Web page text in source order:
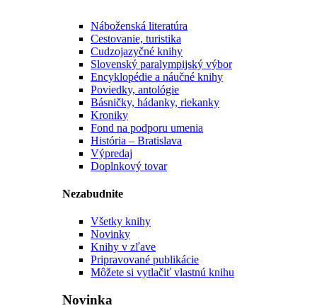
Náboženská literatúra
Cestovanie, turistika
Cudzojazyčné knihy
Slovenský paralympijský výbor
Encyklopédie a náučné knihy
Poviedky, antológie
Básničky, hádanky, riekanky
Kroniky
Fond na podporu umenia
História – Bratislava
Výpredaj
Doplnkový tovar
Nezabudnite
Všetky knihy
Novinky
Knihy v zľave
Pripravované publikácie
Môžete si vytlačiť vlastnú knihu
Novinka